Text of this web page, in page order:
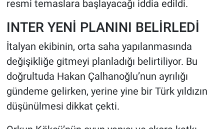
resmi temaslara başlayacağı iddia edildi.
INTER YENİ PLANINI BELİRLEDİ
İtalyan ekibinin, orta saha yapılanmasında
değişikliğe gitmeyi planladığı belirtiliyor. Bu
doğrultuda Hakan Çalhanoğlu’nun ayrılığı
gündeme gelirken, yerine yine bir Türk yıldızın
düşünülmesi dikkat çekti.